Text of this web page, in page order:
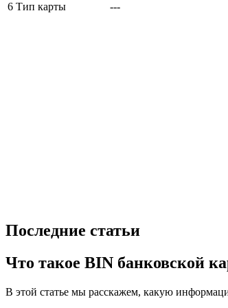
6 Тип карты ---
Последние статьи
Что такое BIN банковской
В этой статье мы расскажем, какую